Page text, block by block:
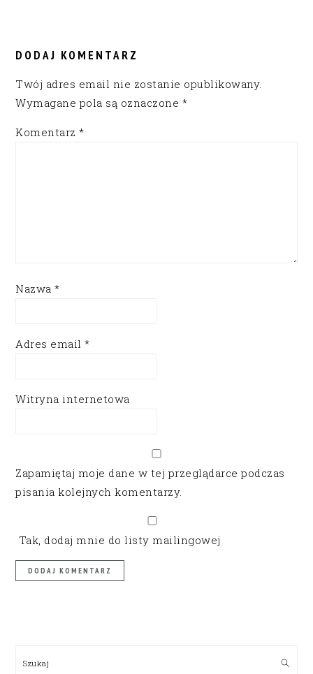
DODAJ KOMENTARZ
Twój adres email nie zostanie opublikowany.
Wymagane pola są oznaczone *
Komentarz*
Nazwa*
Adres email*
Witryna internetowa
Zapamiętaj moje dane w tej przeglądarce podczas
pisania kolejnych komentarzy.
Tak, dodaj mnie do listy mailingowej
Szukaj